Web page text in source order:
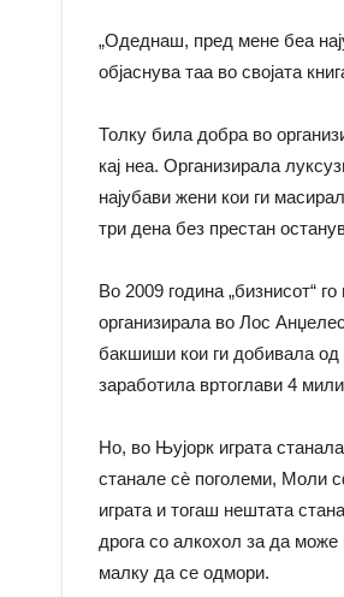
„Одеднаш, пред мене беа
објаснува таа во својата
Толку била добра во
кај неа. Организирала
најубави жени кои ги
три дена без престан
Во 2009 година „бизнисот“
организирала во Лос
бакшиши кои ги добивала од
заработила вртоглави 4
Но, во Њујорк играта
станале сè поголеми, Моли
играта и тогаш нештата
дрога со алкохол за да
малку да се одмори.